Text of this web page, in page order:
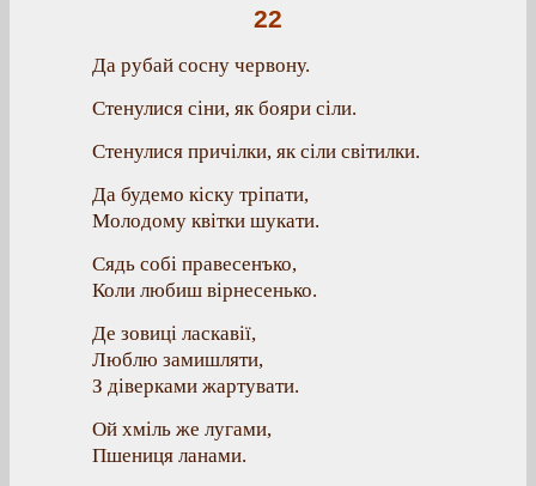
22
Да рубай сосну червону.
Стенулися сіни, як бояри сіли.
Стенулися причілки, як сіли світилки.
Да будемо кіску тріпати,
Молодому квітки шукати.
Сядь собі правесенъко,
Коли любиш вірнесенько.
Де зовиці ласкавії,
Люблю замишляти,
З діверками жартувати.
Ой хміль же лугами,
Пшениця ланами.